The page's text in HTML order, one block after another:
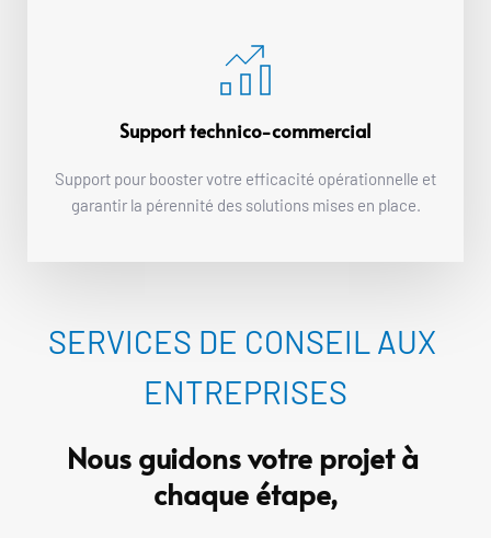
Support technico-commercial
Support pour booster votre efficacité opérationnelle et
garantir la pérennité des solutions mises en place.
SERVICES DE CONSEIL AUX
ENTREPRISES
Nous guidons votre projet à
chaque étape,